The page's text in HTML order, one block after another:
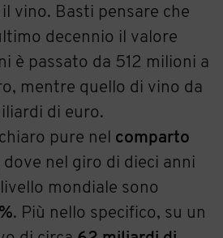
vino. Basti pensare che
decennio il valore
è passato da 512 milioni a
mentre quello di vino da
di euro.
pure nel comparto
dove nel giro di dieci anni
mondiale sono
. Più nello specifico, su un